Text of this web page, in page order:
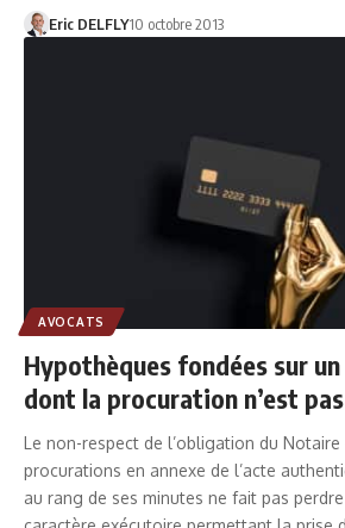
Eric DELFLY10 octobre 2013
AVOCATS
Hypothèques fondées sur
dont la procuration n’est
Le non-respect de l’obligation du
procurations en annexe de l’acte
au rang de ses minutes ne fait pas